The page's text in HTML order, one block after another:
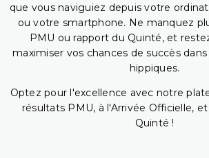
que vous naviguiez depuis votre
ou votre smartphone. Ne manquez
PMU ou rapport du Quinté, et
maximiser vos chances de succès
hippiques.
Optez pour l'excellence avec notre
résultats PMU, à l'Arrivée Officielle,
Quinté !